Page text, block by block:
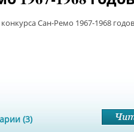
Сан-Ремо 1967-1968
(3)